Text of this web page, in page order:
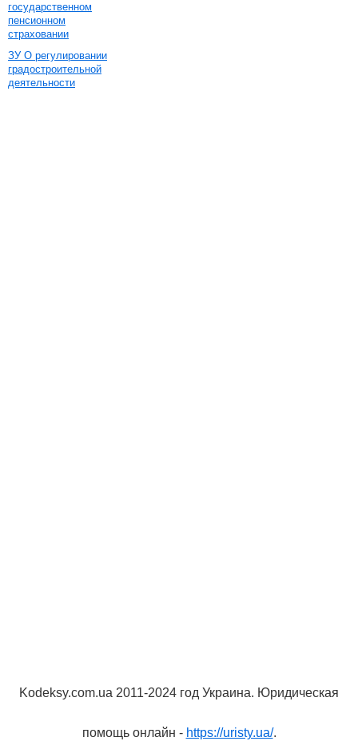
государственном
пенсионном
страховании
ЗУ О регулировании
градостроительной
деятельности
Kodeksy.com.ua 2011-2024 год Украина. Юридическая
помощь онлайн - https://uristy.ua/.